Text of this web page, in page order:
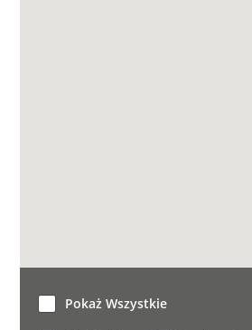
Pokaż Wszystkie